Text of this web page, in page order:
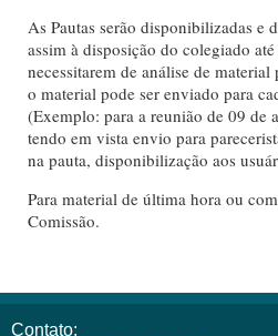
As Pautas serão disponibilizadas e
assim à disposição do colegiado
necessitarem de análise de
o material pode ser enviado para
(Exemplo: para a reunião de 09 de
tendo em vista envio para
na pauta, disponibilização aos
Para material de última hora ou
Comissão.
Contato: